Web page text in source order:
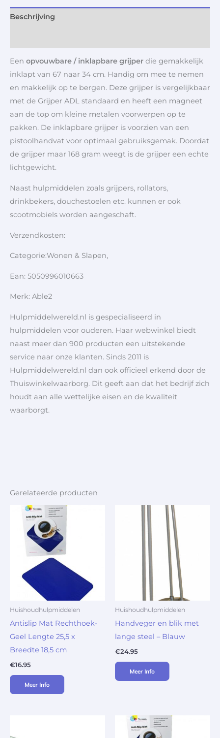
Beschrijving
Een opvouwbare / inklapbare grijper die gemakkelijk
inklapt van 67 naar 34 cm. Handig om mee te nemen
en makkelijk op te bergen. Deze grijper is vergelijkbaar
met de Grijper ADL standaard en heeft een magneet
aan de top om kleine metalen voorwerpen op te
pakken. De inklapbare grijper is voorzien van een
pistoolhandvat voor optimaal gebruiksgemak. Doordat
de grijper maar 168 gram weegt is de grijper een echte
lichtgewicht.
Naast hulpmiddelen zoals grijpers, rollators,
drinkbekers, douchestoelen etc. kunnen er ook
scootmobiels worden aangeschaft.
Verzendkosten:
Categorie:Wonen & Slapen,
Ean: 5050996010663
Merk: Able2
Hulpmiddelwereld.nl is gespecialiseerd in
hulpmiddelen voor ouderen. Haar webwinkel biedt
naast meer dan 900 producten een uitstekende
service naar onze klanten. Sinds 2011 is
Hulpmiddelwereld.nl dan ook officieel erkend door de
Thuiswinkelwaarborg. Dit geeft aan dat het bedrijf zich
houdt aan alle wettelijke eisen en de kwaliteit
waarborgt.
Gerelateerde producten
Huishoudhulpmiddelen
Antislip Mat Rechthoek-
Geel Lengte 25,5 x
Breedte 18,5 cm
€16.95
Meer Info
Huishoudhulpmiddelen
Handveger en blik met
lange steel – Blauw
€24.95
Meer Info